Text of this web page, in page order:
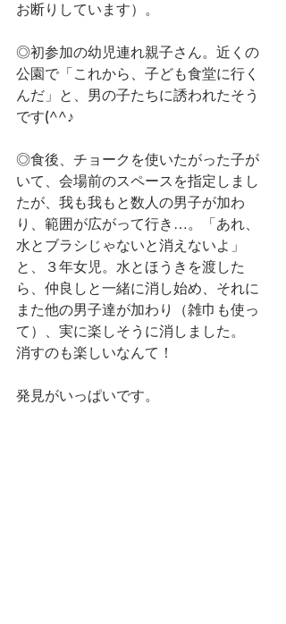
お断りしています）。
◎初参加の幼児連れ親子さん。近くの
公園で「これから、子ども食堂に行く
んだ」と、男の子たちに誘われたそう
です(^^♪
◎食後、チョークを使いたがった子が
いて、会場前のスペースを指定しまし
たが、我も我もと数人の男子が加わ
り、範囲が広がって行き…。「あれ、
水とブラシじゃないと消えないよ」
と、３年女児。水とほうきを渡した
ら、仲良しと一緒に消し始め、それに
また他の男子達が加わり（雑巾も使っ
て）、実に楽しそうに消しました。
消すのも楽しいなんて！
発見がいっぱいです。